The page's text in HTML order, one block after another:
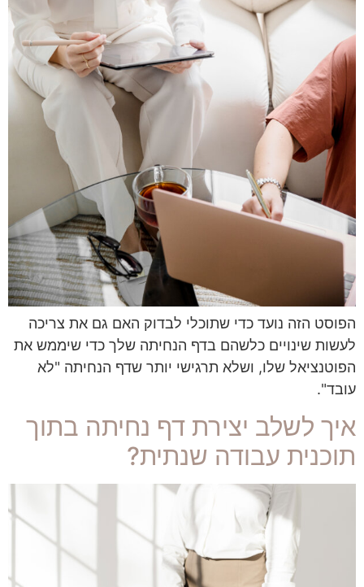
הפוסט הזה נועד כדי שתוכלי לבדוק האם גם את צריכה
לעשות שינויים כלשהם בדף הנחיתה שלך כדי שיממש את
הפוטנציאל שלו, ושלא תרגישי יותר שדף הנחיתה "לא
עובד".
איך לשלב יצירת דף נחיתה בתוך
תוכנית עבודה שנתית?